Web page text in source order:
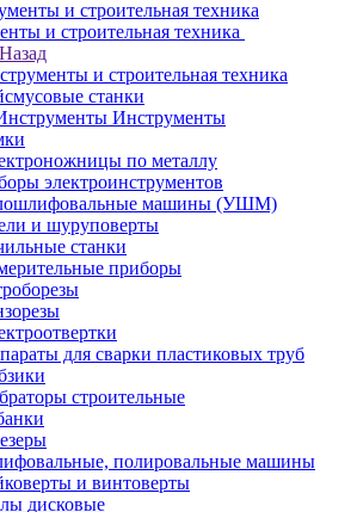
и строительная техника
Назад
и строительная техника
станки
Инструменты
по металлу
электроинструментов
машины (УШМ)
и шуруповерты
станки
приборы
для сварки пластиковых труб
строительные
полировальные машины
и винтоверты
дисковые